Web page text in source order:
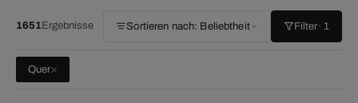
1651Ergebnisse Sortieren nach: Beliebtheit Filter· 1
Quer